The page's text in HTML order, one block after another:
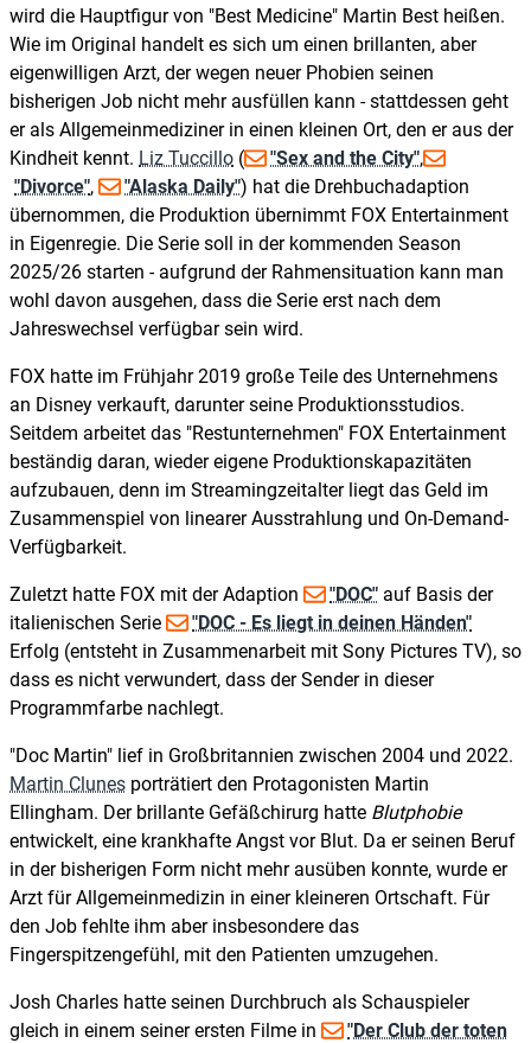
wird die Hauptfigur von "Best Medicine" Martin Best heißen.
Wie im Original handelt es sich um einen brillanten, aber
eigenwilligen Arzt, der wegen neuer Phobien seinen
bisherigen Job nicht mehr ausfüllen kann - stattdessen geht
er als Allgemeinmediziner in einen kleinen Ort, den er aus der
Kindheit kennt. Liz Tuccillo ( "Sex and the City",
"Divorce", "Alaska Daily") hat die Drehbuchadaption
übernommen, die Produktion übernimmt FOX Entertainment
in Eigenregie. Die Serie soll in der kommenden Season
2025/26 starten - aufgrund der Rahmensituation kann man
wohl davon ausgehen, dass die Serie erst nach dem
Jahreswechsel verfügbar sein wird.
FOX hatte im Frühjahr 2019 große Teile des Unternehmens
an Disney verkauft, darunter seine Produktionsstudios.
Seitdem arbeitet das "Restunternehmen" FOX Entertainment
beständig daran, wieder eigene Produktionskapazitäten
aufzubauen, denn im Streamingzeitalter liegt das Geld im
Zusammenspiel von linearer Ausstrahlung und On-Demand-
Verfügbarkeit.
Zuletzt hatte FOX mit der Adaption "DOC" auf Basis der
italienischen Serie
"DOC - Es liegt in deinen Händen"
Erfolg (entsteht in Zusammenarbeit mit Sony Pictures TV), so
dass es nicht verwundert, dass der Sender in dieser
Programmfarbe nachlegt.
"Doc Martin" lief in Großbritannien zwischen 2004 und 2022.
Martin Clunes porträtiert den Protagonisten Martin
Ellingham. Der brillante Gefäßchirurg hatte Blutphobie
entwickelt, eine krankhafte Angst vor Blut. Da er seinen Beruf
in der bisherigen Form nicht mehr ausüben konnte, wurde er
Arzt für Allgemeinmedizin in einer kleineren Ortschaft. Für
den Job fehlte ihm aber insbesondere das
Fingerspitzengefühl, mit den Patienten umzugehen.
Josh Charles hatte seinen Durchbruch als Schauspieler
gleich in einem seiner ersten Filme in
"Der Club der toten